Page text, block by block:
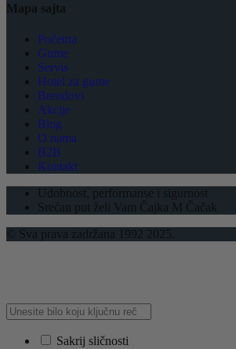
Mapa sajta
Početna
Gume
Servis
Hotel za gume
Brendovi
Akcije
Blog
O nama
B2B
Kontakt
Udobnost, performanse i sigurnost
Srećan put želi Vam Čajka M Čačak
© Sva prava zadržana 1992 2025.
Sakrij sličnosti